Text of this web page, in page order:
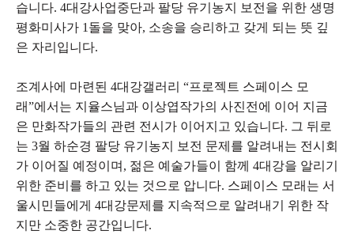
습니다. 4대강사업중단과 팔당 유기농지 보전을 위한 생명
평화미사가 1돌을 맞아, 소송을 승리하고 갖게 되는 뜻 깊
은 자리입니다.
조계사에 마련된 4대강갤러리 “프로젝트 스페이스 모
래”에서는 지율스님과 이상엽작가의 사진전에 이어 지금
은 만화작가들의 관련 전시가 이어지고 있습니다. 그 뒤로
는 3월 하순경 팔당 유기농지 보전 문제를 알려내는 전시회
가 이어질 예정이며, 젊은 예술가들이 함께 4대강을 알리기
위한 준비를 하고 있는 것으로 압니다. 스페이스 모래는 서
울시민들에게 4대강문제를 지속적으로 알려내기 위한 작
지만 소중한 공간입니다.